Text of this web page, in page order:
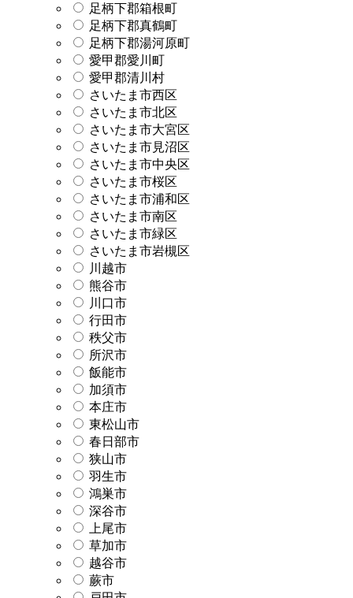
足柄下郡箱根町
足柄下郡真鶴町
足柄下郡湯河原町
愛甲郡愛川町
愛甲郡清川村
さいたま市西区
さいたま市北区
さいたま市大宮区
さいたま市見沼区
さいたま市中央区
さいたま市桜区
さいたま市浦和区
さいたま市南区
さいたま市緑区
さいたま市岩槻区
川越市
熊谷市
川口市
行田市
秩父市
所沢市
飯能市
加須市
本庄市
東松山市
春日部市
狭山市
羽生市
鴻巣市
深谷市
上尾市
草加市
越谷市
蕨市